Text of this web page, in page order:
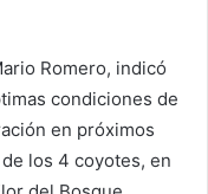
Romero, indicó
condiciones de
en próximos
los 4 coyotes, en